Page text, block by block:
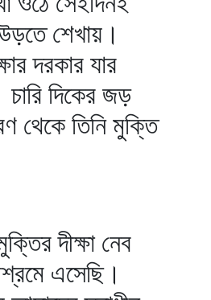
শেখায়।
দরকার যার
দিকের জড়
থেকে তিনি মুক্তি
দীক্ষা নেব
এসেছি।